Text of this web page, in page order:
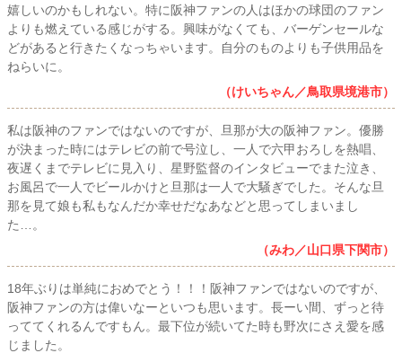
嬉しいのかもしれない。特に阪神ファンの人はほかの球団のファン
よりも燃えている感じがする。興味がなくても、バーゲンセールな
どがあると行きたくなっちゃいます。自分のものよりも子供用品を
ねらいに。
（けいちゃん／鳥取県境港市）
私は阪神のファンではないのですが、旦那が大の阪神ファン。優勝
が決まった時にはテレビの前で号泣し、一人で六甲おろしを熱唱、
夜遅くまでテレビに見入り、星野監督のインタビューでまた泣き、
お風呂で一人でビールかけと旦那は一人で大騒ぎでした。そんな旦
那を見て娘も私もなんだか幸せだなあなどと思ってしまいまし
た…。
（みわ／山口県下関市）
18年ぶりは単純におめでとう！！！阪神ファンではないのですが、
阪神ファンの方は偉いなーといつも思います。長ーい間、ずっと待
っててくれるんですもん。最下位が続いてた時も野次にさえ愛を感
じました。